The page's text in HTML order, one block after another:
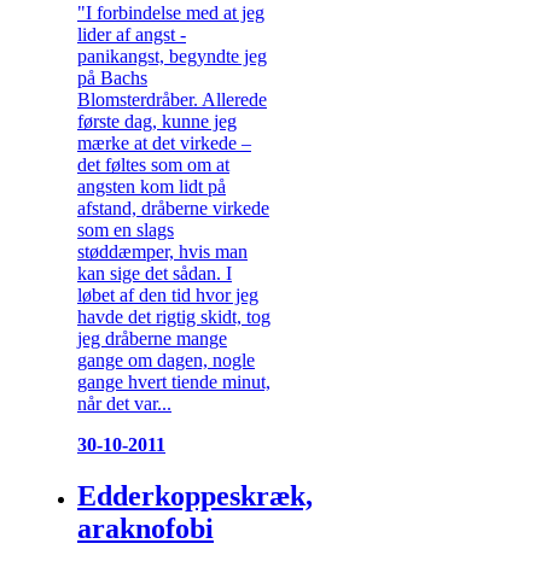
"I forbindelse med at jeg
lider af angst -
panikangst, begyndte jeg
på Bachs
Blomsterdråber. Allerede
første dag, kunne jeg
mærke at det virkede –
det føltes som om at
angsten kom lidt på
afstand, dråberne virkede
som en slags
støddæmper, hvis man
kan sige det sådan. I
løbet af den tid hvor jeg
havde det rigtig skidt, tog
jeg dråberne mange
gange om dagen, nogle
gange hvert tiende minut,
når det var...
30-10-2011
Edderkoppeskræk,
araknofobi